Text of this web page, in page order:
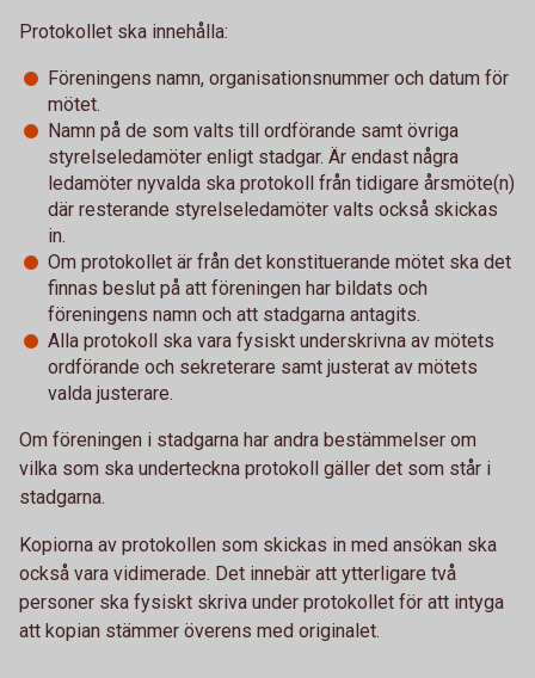
Protokollet ska innehålla:
Föreningens namn, organisationsnummer och datum för
mötet.
Namn på de som valts till ordförande samt övriga
styrelseledamöter enligt stadgar. Är endast några
ledamöter nyvalda ska protokoll från tidigare årsmöte(n)
där resterande styrelseledamöter valts också skickas
in.
Om protokollet är från det konstituerande mötet ska det
finnas beslut på att föreningen har bildats och
föreningens namn och att stadgarna antagits.
Alla protokoll ska vara fysiskt underskrivna av mötets
ordförande och sekreterare samt justerat av mötets
valda justerare.
Om föreningen i stadgarna har andra bestämmelser om
vilka som ska underteckna protokoll gäller det som står i
stadgarna.
Kopiorna av protokollen som skickas in med ansökan ska
också vara vidimerade. Det innebär att ytterligare två
personer ska fysiskt skriva under protokollet för att intyga
att kopian stämmer överens med originalet.